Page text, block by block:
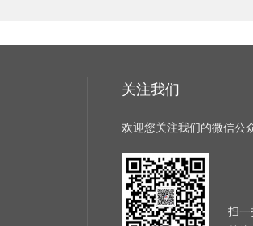
关注我们
欢迎您关注我们的微信公
扫一